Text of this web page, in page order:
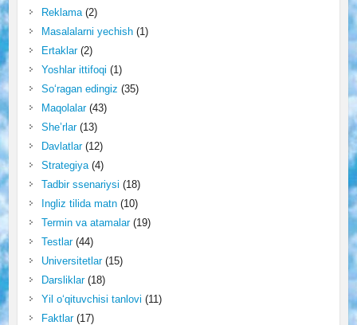
Reklama(2)
Masalalarni yechish(1)
Ertaklar(2)
Yoshlar ittifoqi (1)
So‘ragan edingiz (35)
Maqolalar(43)
She’rlar(13)
Davlatlar(12)
Strategiya(4)
Tadbir ssenariysi (18)
Ingliz tilida matn(10)
Termin va atamalar(19)
Testlar(44)
Universitetlar(15)
Darsliklar(18)
Yil o‘qituvchisi tanlovi (11)
Faktlar(17)